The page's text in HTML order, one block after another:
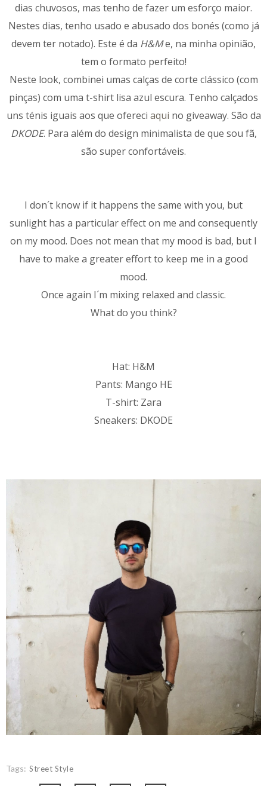
dias chuvosos, mas tenho de fazer um esforço maior.
Nestes dias, tenho usado e abusado dos bonés (como já
devem ter notado). Este é da H&Me, na minha opinião,
tem o formato perfeito!
Neste look, combinei umas calças de corte clássico (com
pinças) com uma t-shirt lisa azul escura. Tenho calçados
uns ténis iguais aos que ofereci aqui no giveaway. São da
DKODE. Para além do design minimalista de que sou fã,
são super confortáveis.
I don´t know if it happens the same with you, but
sunlight has a particular effect on me and consequently
on my mood. Does not mean that my mood is bad, but I
have to make a greater effort to keep me in a good
mood.
Once again I´m mixing relaxed and classic.
What do you think?
Hat: H&M
Pants: Mango HE
T-shirt: Zara
Sneakers: DKODE
Tags: Street Style